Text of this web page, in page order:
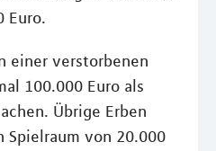
Euro.
einer verstorbenen
100.000 Euro als
Übrige Erben
Spielraum von 20.000